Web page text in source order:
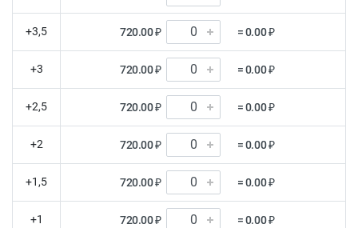
+3,5 720.00 ₽ = 0.00 ₽
+3 720.00 ₽ = 0.00 ₽
+2,5 720.00 ₽ = 0.00 ₽
+2 720.00 ₽ = 0.00 ₽
+1,5 720.00 ₽ = 0.00 ₽
+1 720.00 ₽ = 0.00 ₽